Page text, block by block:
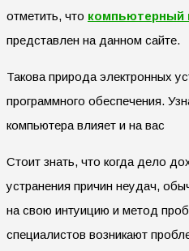
отметить, что компьютерный
представлен на данном сайте.
Такова природа электронных
программного обеспечения.
компьютера влияет и на вас
Стоит знать, что когда дело
устранения причин неудач,
на свою интуицию и метод
специалистов возникают